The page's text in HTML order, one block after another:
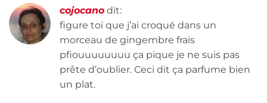
cojocano dit:
figure toi que j’ai croqué dans un
morceau de gingembre frais
pfiouuuuuuuu ça pique je ne suis pas
prête d’oublier. Ceci dit ça parfume bien
un plat.